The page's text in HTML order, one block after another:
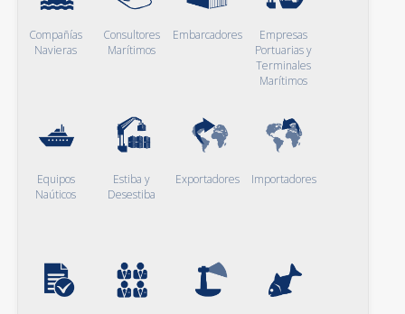
Compañías
Navieras
Consultores
Marítimos
Embarcadores
Empresas
Portuarias y
Terminales
Marítimos
Equipos
Naúticos
Estiba y
Desestiba
Exportadores Importadores